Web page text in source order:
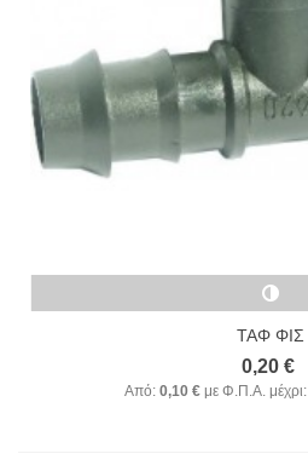
ΤΑΦ ΦΙΣ
0,20 €
Από: 0,10 € με Φ.Π.Α. μέχρι: